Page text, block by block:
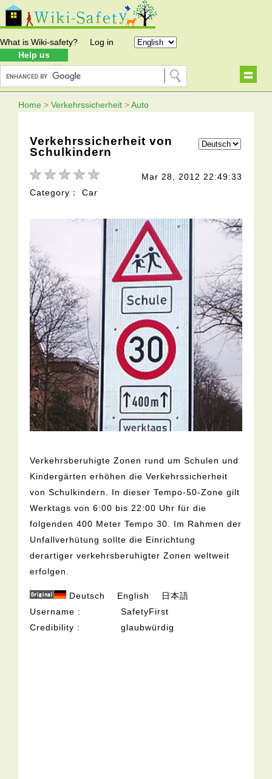
What is Wiki-safety?
Help us
Log in
Home > Verkehrssicherheit >Auto
Verkehrssicherheit von
Schulkindern
Mar 28, 2012 22:49:33
Category： Car
Verkehrsberuhigte Zonen rund um Schulen und
Kindergärten erhöhen die Verkehrssicherheit
von Schulkindern. In dieser Tempo-50-Zone gilt
Werktags von 6:00 bis 22:00 Uhr für die
folgenden 400 Meter Tempo 30. Im Rahmen der
Unfallverhütung sollte die Einrichtung
derartiger verkehrsberuhigter Zonen weltweit
erfolgen.
Deutsch English
日本語
Username
SafetyFirst
Credibility
glaubwürdig